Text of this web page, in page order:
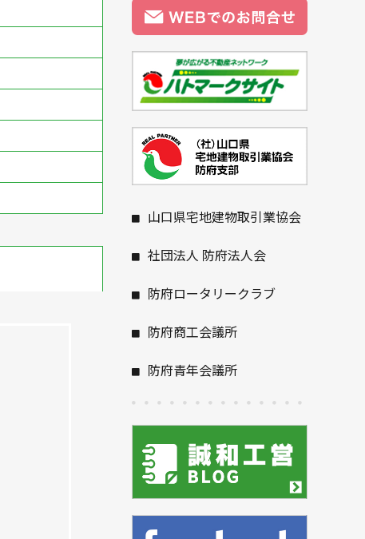
山口県宅地建物取引業協会
社団法人 防府法人会
防府ロータリークラブ
防府商工会議所
防府青年会議所